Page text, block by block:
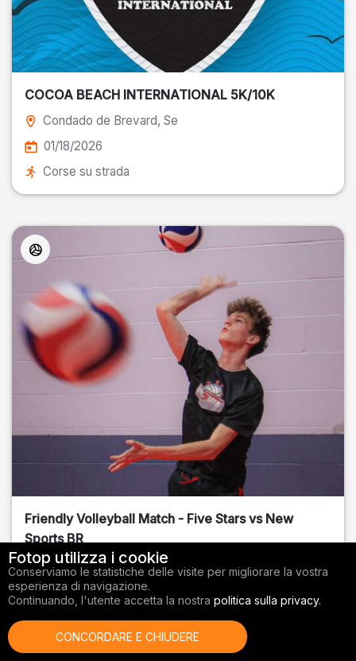
COCOA BEACH INTERNATIONAL 5K/10K
Condado de Brevard, Se
01/18/2026
Corse su strada
Friendly Volleyball Match - Five Stars vs New
Sports BR
Orange County, FL
01/14/2026
Fotop utilizza i cookie
Conserviamo le statistiche delle visite per migliorare la vostra
esperienza di navigazione.
Continuando, l'utente accetta la nostra politica sulla privacy.
CONCORDARE E CHIUDERE